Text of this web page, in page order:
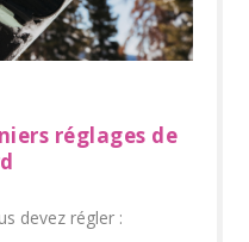
réglages de
devez régler :